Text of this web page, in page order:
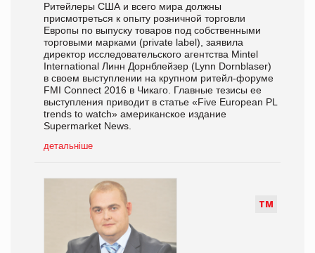
Ритейлеры США и всего мира должны
присмотреться к опыту розничной торговли
Европы по выпуску товаров под собственными
торговыми марками (private label), заявила
директор исследовательского агентства Mintel
International Линн Дорнблейзер (Lynn Dornblaser)
в своем выступлении на крупном ритейл-форуме
FMI Connect 2016 в Чикаго. Главные тезисы ее
выступления приводит в статье «Five European PL
trends to watch» американское издание
Supermarket News.
детальніше
ТМ